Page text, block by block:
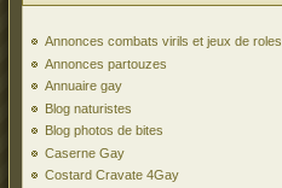
Annonces combats virils et jeux de roles
Annonces partouzes
Annuaire gay
Blog naturistes
Blog photos de bites
Caserne Gay
Costard Cravate 4Gay